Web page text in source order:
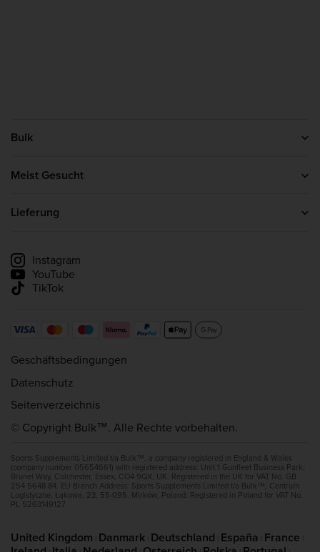
Bulk
Über uns
Meist Gesucht
Kreatin
Lieferung
Instagram
YouTube
TikTok
Geschäftsbedingungen
Datenschutz
Seitenverzeichnis
© Copyright Bulk™. Alle Rechte vorbehalten.
Sports Supplements Limited t/a Bulk™, a company registered in England & Wales
(company number 05654661) with registered address: Unit 1 Gunfleet Business Park,
Brunel Way, Colchester, Essex, CO4 9QX, UK. Registered in the UK for VAT No. GB
254 5648 84. EU Branch Address: Sports Supplements Limited t/a Bulk™, Centrum
Logistyczne, Łąkowa, 23, 55-095, Mirków, Poland. Registered in Poland for VAT No.
PL 5263149127
United Kingdom Danmark Deutschland España France